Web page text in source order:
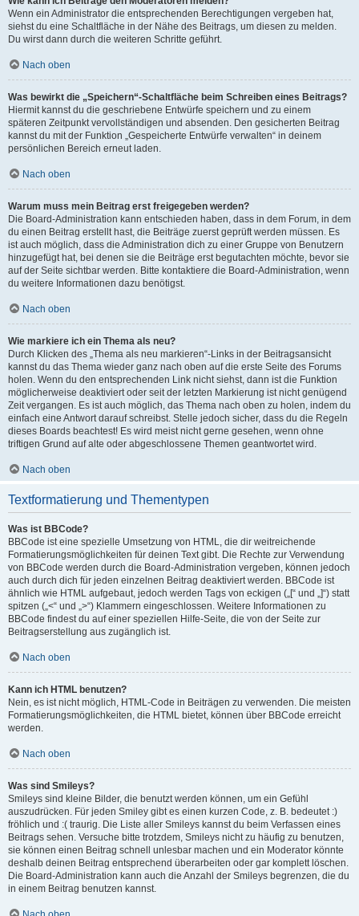
Wenn ein Administrator die entsprechenden Berechtigungen vergeben hat,
siehst du eine Schaltfläche in der Nähe des Beitrags, um diesen zu melden.
Du wirst dann durch die weiteren Schritte geführt.
Nach oben
Was bewirkt die „Speichern“-Schaltfläche beim Schreiben eines Beitrags?
Hiermit kannst du die geschriebene Entwürfe speichern und zu einem
späteren Zeitpunkt vervollständigen und absenden. Den gesicherten Beitrag
kannst du mit der Funktion „Gespeicherte Entwürfe verwalten“ in deinem
persönlichen Bereich erneut laden.
Nach oben
Warum muss mein Beitrag erst freigegeben werden?
Die Board-Administration kann entschieden haben, dass in dem Forum, in dem
du einen Beitrag erstellt hast, die Beiträge zuerst geprüft werden müssen. Es
ist auch möglich, dass die Administration dich zu einer Gruppe von Benutzern
hinzugefügt hat, bei denen sie die Beiträge erst begutachten möchte, bevor sie
auf der Seite sichtbar werden. Bitte kontaktiere die Board-Administration, wenn
du weitere Informationen dazu benötigst.
Nach oben
Wie markiere ich ein Thema als neu?
Durch Klicken des „Thema als neu markieren“-Links in der Beitragsansicht
kannst du das Thema wieder ganz nach oben auf die erste Seite des Forums
holen. Wenn du den entsprechenden Link nicht siehst, dann ist die Funktion
möglicherweise deaktiviert oder seit der letzten Markierung ist nicht genügend
Zeit vergangen. Es ist auch möglich, das Thema nach oben zu holen, indem du
einfach eine Antwort darauf schreibst. Stelle jedoch sicher, dass du die Regeln
dieses Boards beachtest! Es wird meist nicht gerne gesehen, wenn ohne
triftigen Grund auf alte oder abgeschlossene Themen geantwortet wird.
Nach oben
Textformatierung und Thementypen
Was ist BBCode?
BBCode ist eine spezielle Umsetzung von HTML, die dir weitreichende
Formatierungsmöglichkeiten für deinen Text gibt. Die Rechte zur Verwendung
von BBCode werden durch die Board-Administration vergeben, können jedoch
auch durch dich für jeden einzelnen Beitrag deaktiviert werden. BBCode ist
ähnlich wie HTML aufgebaut, jedoch werden Tags von eckigen („[“ und „]“) statt
spitzen („<“ und „>“) Klammern eingeschlossen. Weitere Informationen zu
BBCode findest du auf einer speziellen Hilfe-Seite, die von der Seite zur
Beitragserstellung aus zugänglich ist.
Nach oben
Kann ich HTML benutzen?
Nein, es ist nicht möglich, HTML-Code in Beiträgen zu verwenden. Die meisten
Formatierungsmöglichkeiten, die HTML bietet, können über BBCode erreicht
werden.
Nach oben
Was sind Smileys?
Smileys sind kleine Bilder, die benutzt werden können, um ein Gefühl
auszudrücken. Für jeden Smiley gibt es einen kurzen Code, z. B. bedeutet :)
fröhlich und :( traurig. Die Liste aller Smileys kannst du beim Verfassen eines
Beitrags sehen. Versuche bitte trotzdem, Smileys nicht zu häufig zu benutzen,
sie können einen Beitrag schnell unlesbar machen und ein Moderator könnte
deshalb deinen Beitrag entsprechend überarbeiten oder gar komplett löschen.
Die Board-Administration kann auch die Anzahl der Smileys begrenzen, die du
in einem Beitrag benutzen kannst.